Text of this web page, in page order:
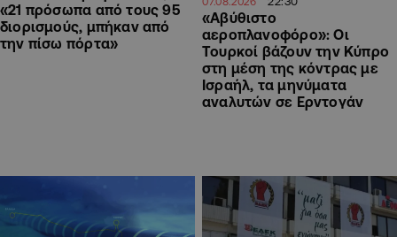
«21 πρόσωπα από τους 95
διορισμούς, μπήκαν από
την πίσω πόρτα»
«Αβύθιστο
αεροπλανοφόρο»: Οι
Τουρκοί βάζουν την Κύπρο
στη μέση της κόντρας με
Ισραήλ, τα μηνύματα
αναλυτών σε Ερντογάν